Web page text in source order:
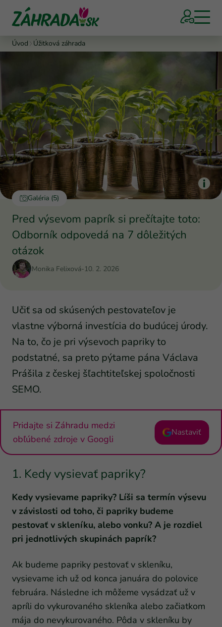
Úvod Úžitková záhrada
Galéria (5)
Pred výsevom paprík si prečítajte toto:
Odborník odpovedá na 7 dôležitých
otázok
Monika Felixová-10. 2. 2026
Učiť sa od skúsených pestovateľov je
vlastne výborná investícia do budúcej úrody.
Na to, čo je pri výsevoch papriky to
podstatné, sa preto pýtame pána Václava
Prášila z českej šľachtiteľskej spoločnosti
SEMO.
Pridajte si Záhradu medzi
obľúbené zdroje v Googli
Nastaviť
1. Kedy vysievať papriky?
Kedy vysievame papriky? Líši sa termín výsevu
v závislosti od toho, či papriky budeme
pestovať v skleníku, alebo vonku? A je rozdiel
pri jednotlivých skupinách paprík?
Ak budeme papriky pestovať v skleníku,
vysievame ich už od konca januára do polovice
februára. Následne ich môžeme vysádzať už v
apríli do vykurovaného skleníka alebo začiatkom
mája do nevykurovaného. Pôda v skleníku by